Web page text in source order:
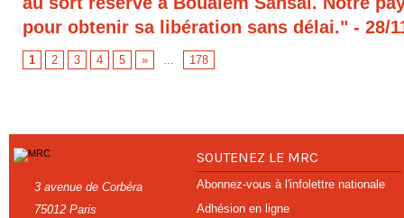
pour obtenir sa libération sans délai." - 28/
1 2 3 4 5 » ... 178
3 avenue de Corbéra
75012 Paris
SOUTENEZ LE MRC
Abonnez-vous à l'infolettre nationale
Adhésion en ligne